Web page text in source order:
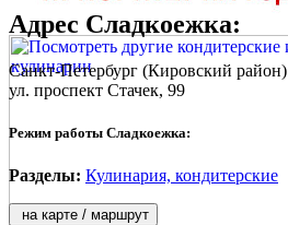
Адрес Сладкоежка:
Санкт-Петербург (Кировский район)
ул. проспект Стачек, 99
Режим работы Сладкоежка:
Разделы: Кулинария, кондитерские
на карте / маршрут